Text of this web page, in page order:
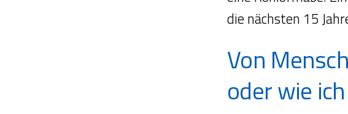
die nächsten 15
Von
oder wie